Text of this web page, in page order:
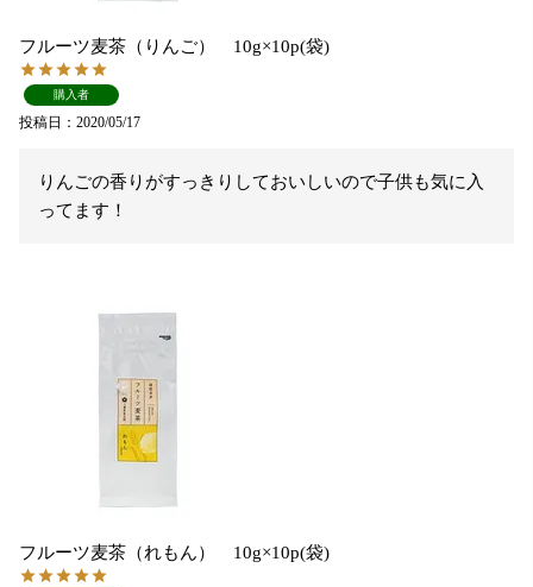
フルーツ麦茶（りんご） 10g×10p(袋)
購入者
投稿日 2020/05/17
りんごの香りがすっきりしておいしいので子供も気に入
ってます！
フルーツ麦茶（れもん） 10g×10p(袋)